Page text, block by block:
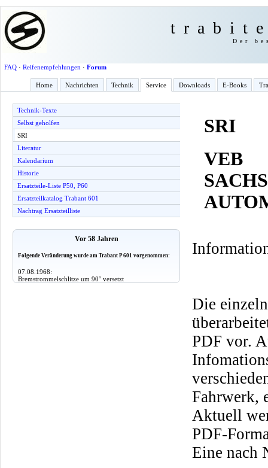
Der
FAQ· Reifenempfehlungen · Forum
Home Nachrichten Technik Service Downloads E-Books
Technik-Texte
Selbst geholfen
SRI
Literatur
Kalendarium
Historie
Ersatzteile-Liste P50, P60
Ersatzteilkatalog Trabant 601
Nachtrag Ersatzteilliste
Vor 58 Jahren
Folgende Veränderung wurde am Trabant P 601 vorgenommen:
07.08.1968:
Bremstrommelschlitze um 90° versetzt
SRI
VEB
Die
PDF vor.
Fahrwerk,
Aktuell
PDF-
Eine nach